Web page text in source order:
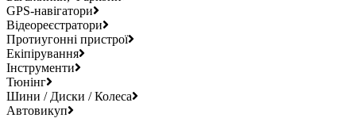
GPS-навігатори
Відеореєстратори
Протиугонні пристрої
Екіпірування
Інструменти
Тюнінг
Шини / Диски / Колеса
Автовикуп